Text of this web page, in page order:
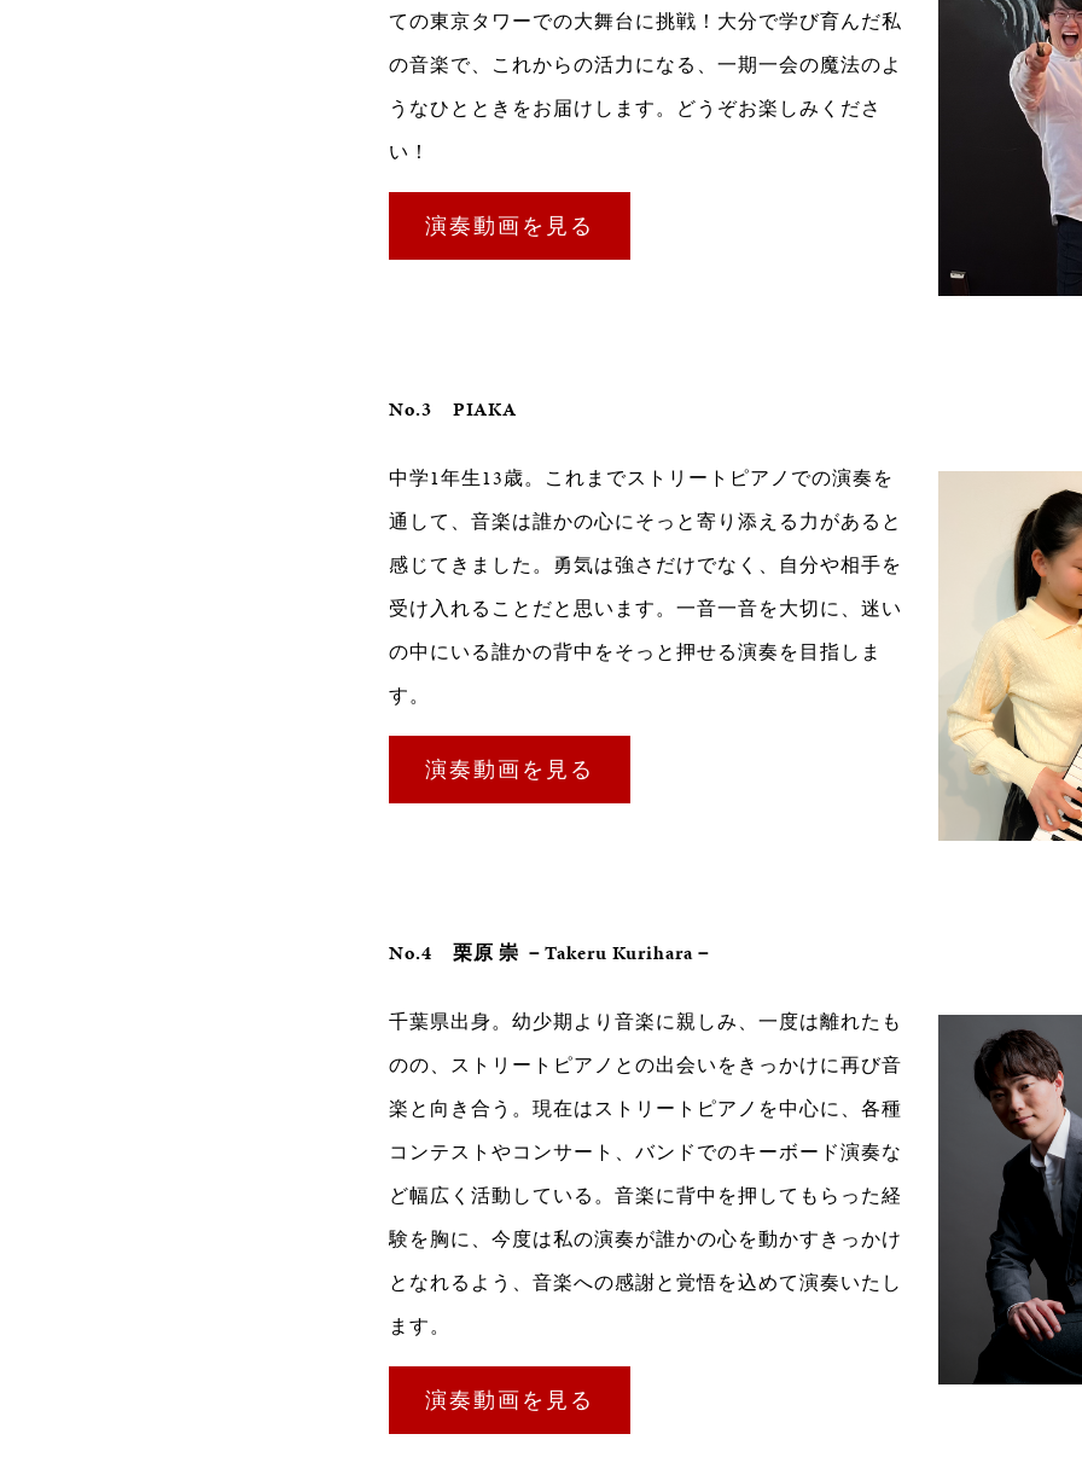
ての東京タワーでの大舞台に挑戦！大分で学び育んだ私
の音楽で、これからの活力になる、一期一会の魔法のよ
うなひとときをお届けします。どうぞお楽しみくださ
い！
演奏動画を見る
No.3 PIAKA
中学1年生13歳。これまでストリートピアノでの演奏を
通して、音楽は誰かの心にそっと寄り添える力があると
感じてきました。勇気は強さだけでなく、自分や相手を
受け入れることだと思います。一音一音を大切に、迷い
の中にいる誰かの背中をそっと押せる演奏を目指しま
す。
演奏動画を見る
No.4 栗原 崇 －Takeru Kurihara－
千葉県出身。幼少期より音楽に親しみ、一度は離れたも
のの、ストリートピアノとの出会いをきっかけに再び音
楽と向き合う。現在はストリートピアノを中心に、各種
コンテストやコンサート、バンドでのキーボード演奏な
ど幅広く活動している。音楽に背中を押してもらった経
験を胸に、今度は私の演奏が誰かの心を動かすきっかけ
となれるよう、音楽への感謝と覚悟を込めて演奏いたし
ます。
演奏動画を見る